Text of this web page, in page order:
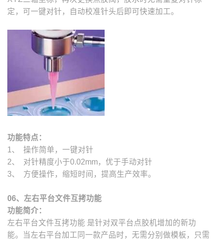
定，可一键对针，自动校准针头后即可快速加工。
功能特点：
1、 操作简单，一键对针
2、 对针精度小于0.02mm，优于手动对针
3、 方便操作，缩短时间，提高生产效率。
06、左右平台文件互拷功能
功能简介：
左右平台文件互拷功能 是针对双平台点胶机增加的新功
能。当左右平台加工同一款产品时，无需分别做模板，只需